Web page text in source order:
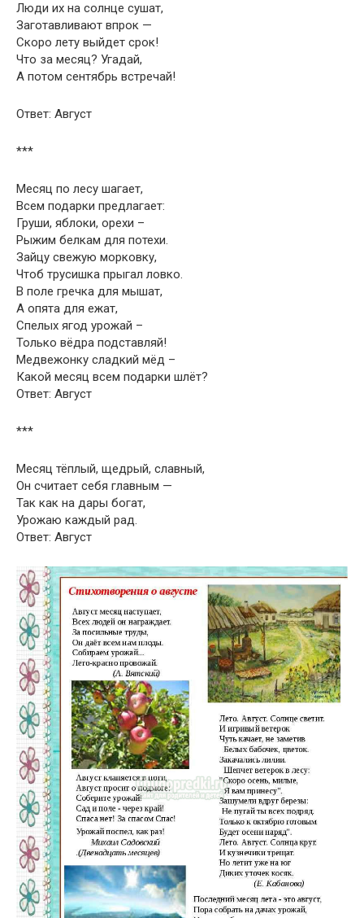
Люди их на солнце сушат,
Заготавливают впрок —
Скоро лету выйдет срок!
Что за месяц? Угадай,
А потом сентябрь встречай!
Ответ: Август
***
Месяц по лесу шагает,
Всем подарки предлагает:
Груши, яблоки, орехи –
Рыжим белкам для потехи.
Зайцу свежую морковку,
Чтоб трусишка прыгал ловко.
В поле гречка для мышат,
А опята для ежат,
Спелых ягод урожай –
Только вёдра подставляй!
Медвежонку сладкий мёд –
Какой месяц всем подарки шлёт?
Ответ: Август
***
Месяц тёплый, щедрый, славный,
Он считает себя главным —
Так как на дары богат,
Урожаю каждый рад.
Ответ: Август